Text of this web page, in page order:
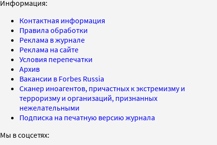
Информация:
Контактная информация
Правила обработки
Реклама в журнале
Реклама на сайте
Условия перепечатки
Архив
Вакансии в Forbes Russia
Сканер иноагентов, причастных к экстремизму и
терроризму и организаций, признанных
нежелательными
Подписка на печатную версию журнала
Мы в соцсетях: